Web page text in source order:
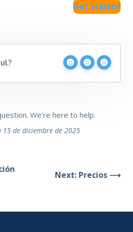
Get Started
We're here to help.
15 de diciembre de 2025
Next: Precios ⟶